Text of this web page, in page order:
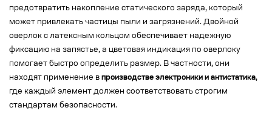
предотвратить накопление статического заряда, который
может привлекать частицы пыли и загрязнений. Двойной
оверлок с латексным кольцом обеспечивает надежную
фиксацию на запястье, а цветовая индикация по оверлоку
помогает быстро определить размер. В частности, они
находят применение в производстве электроники и антистатика,
где каждый элемент должен соответствовать строгим
стандартам безопасности.